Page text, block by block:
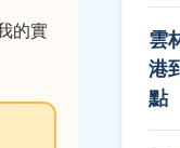
的實
雲
港
點